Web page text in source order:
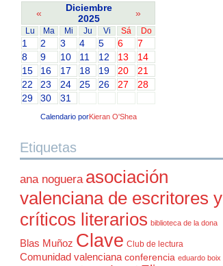
«
Diciembre
2025
»
Lu Ma Mi Ju Vi Sá Do
1 2 3 4 5 6
7
8
9 10 11 12 13
14
15
16 17 18 19 20
21
22
23 24 25 26 27
28
29
30 31
Calendario porKieran O'Shea
Etiquetas
ana noguera asociación
valenciana de escritores y
críticos literarios biblioteca de la dona
Blas Muñoz Clave Club de lectura
Comunidad valenciana conferencia eduardo boix